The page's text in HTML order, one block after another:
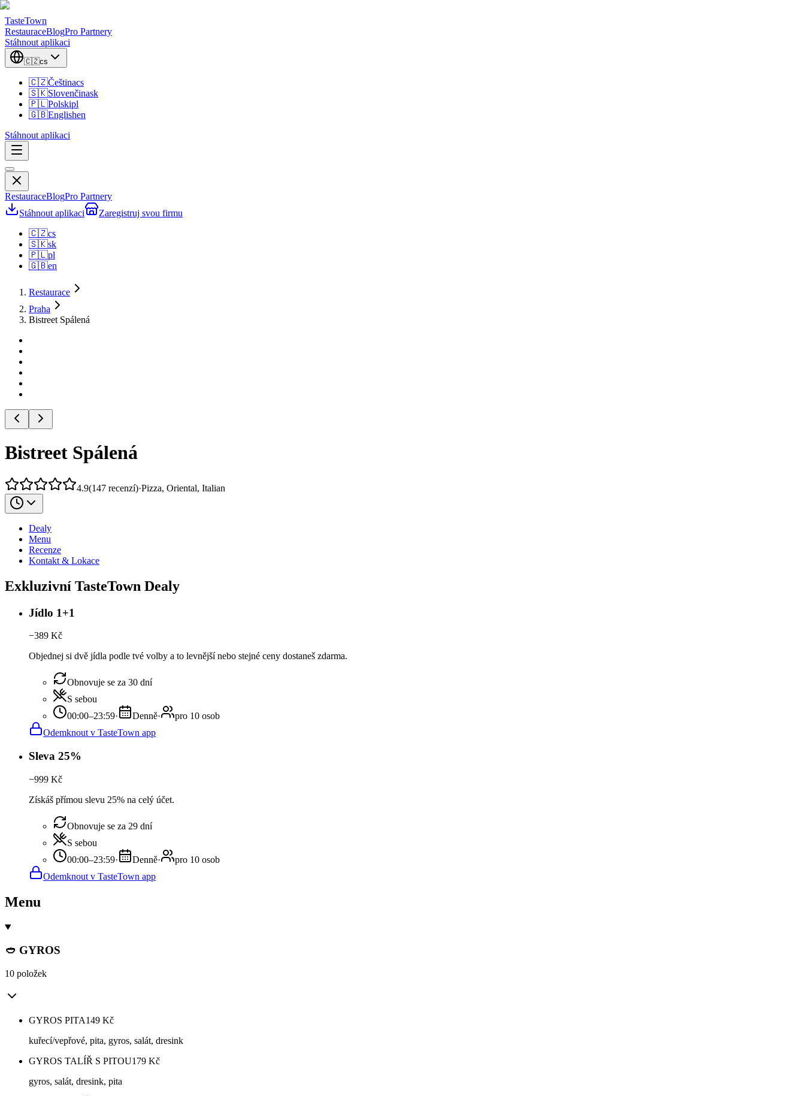
TasteTown
RestauraceBlogPro Partnery
Stáhnout aplikaci
🇨🇿cs
🇨🇿Češtinacs
🇸🇰Slovenčinask
🇵🇱Polskipl
🇬🇧Englishen
Stáhnout aplikaci
RestauraceBlogPro Partnery
Stáhnout aplikaci
Zaregistruj svou firmu
🇨🇿cs
🇸🇰sk
🇵🇱pl
🇬🇧en
Restaurace
Praha
Bistreet Spálená
Bistreet Spálená
4.9(147 recenzí)·Pizza, Oriental, Italian
Dealy
Menu
Recenze
Kontakt & Lokace
Exkluzivní TasteTown Dealy
Jídlo 1+1
−389 Kč
Objednej si dvě jídla podle tvé volby a to levnější nebo stejné ceny dostaneš zdarma.
Obnovuje se za 30 dní
S sebou
00:00–23:59· Denně·
pro 10 osob
Odemknout v TasteTown app
Sleva 25%
−999 Kč
Získáš přímou slevu 25% na celý účet.
Obnovuje se za 29 dní
S sebou
00:00–23:59· Denně·
pro 10 osob
Odemknout v TasteTown app
Menu
🥙 GYROS
10 položek
GYROS PITA149 Kč
kuřecí/vepřové, pita, gyros, salát, dresink
GYROS TALÍŘ S PITOU179 Kč
gyros, salát, dresink, pita